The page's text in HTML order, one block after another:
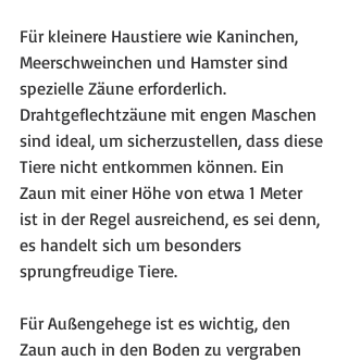
Für kleinere Haustiere wie Kaninchen,
Meerschweinchen und Hamster sind
spezielle Zäune erforderlich.
Drahtgeflechtzäune mit engen Maschen
sind ideal, um sicherzustellen, dass diese
Tiere nicht entkommen können. Ein
Zaun mit einer Höhe von etwa 1 Meter
ist in der Regel ausreichend, es sei denn,
es handelt sich um besonders
sprungfreudige Tiere.
Für Außengehege ist es wichtig, den
Zaun auch in den Boden zu vergraben